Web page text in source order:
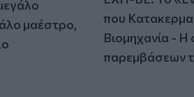
μαέστρο,
που
Βιομηχανία -
παρεμβάσεων